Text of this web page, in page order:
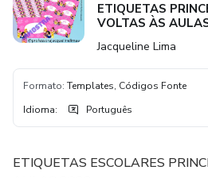
ETIQUETAS
VOLTAS ÀS
Jacqueline Lima
Formato: Templates, Códigos Fonte
Idioma: Português
ETIQUETAS ESCOLARES